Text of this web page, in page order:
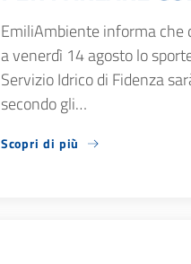
EmiliAmbiente informa che
a venerdì 14 agosto lo
Servizio Idrico di Fidenza
secondo gli…
Scopri di più